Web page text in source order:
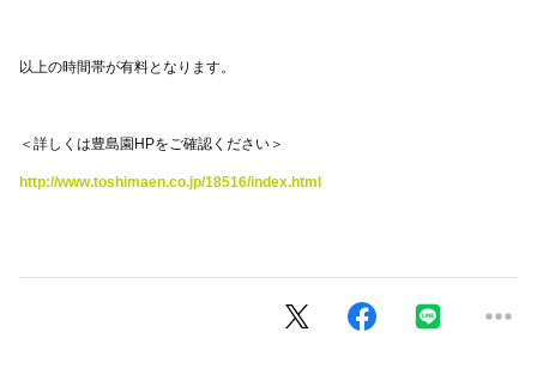
以上の時間帯が有料となります。
＜詳しくは豊島園HPをご確認ください＞
http://www.toshimaen.co.jp/18516/index.html